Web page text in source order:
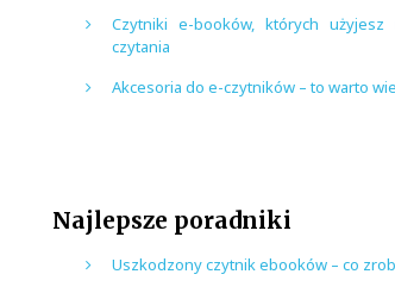
Czytniki e-booków, których
czytania
Akcesoria do e-czytników – to warto
Najlepsze poradniki
Uszkodzony czytnik ebooków – co